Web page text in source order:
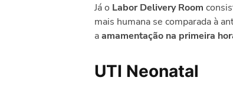
Já o Labor Delivery Room
mais humana se comparada à
aamamentação na primeira
UTI Neonatal